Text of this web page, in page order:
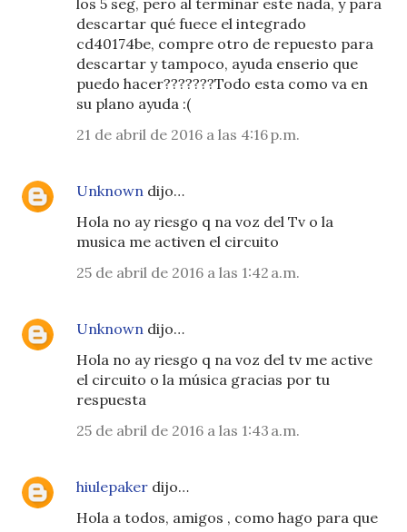
los 5 seg, pero al terminar este nada, y para
descartar qué fuece el integrado
cd40174be, compre otro de repuesto para
descartar y tampoco, ayuda enserio que
puedo hacer??????? Todo esta como va en
su plano ayuda :(
21 de abril de 2016 a las 4:16 p.m.
Unknown dijo…
Hola no ay riesgo q na voz del Tv o la
musica me activen el circuito
25 de abril de 2016 a las 1:42 a.m.
Unknown dijo…
Hola no ay riesgo q na voz del tv me active
el circuito o la música gracias por tu
respuesta
25 de abril de 2016 a las 1:43 a.m.
hiulepaker dijo…
Hola a todos, amigos , como hago para que